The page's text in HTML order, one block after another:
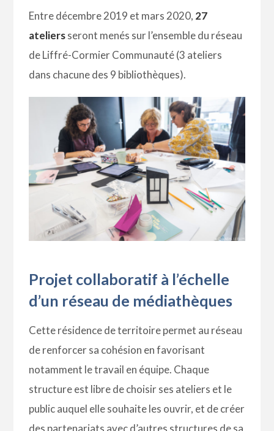
Entre décembre 2019 et mars 2020, 27
ateliersseront menés sur l’ensemble du réseau
de Liffré-Cormier Communauté (3 ateliers
dans chacune des 9 bibliothèques).
Projet collaboratif à l’échelle
d’un réseau de médiathèques
Cette résidence de territoire permet au réseau
de renforcer sa cohésion en favorisant
notamment le travail en équipe. Chaque
structure est libre de choisir ses ateliers et le
public auquel elle souhaite les ouvrir, et de créer